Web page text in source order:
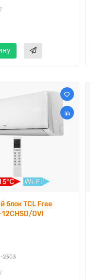
блок TCL Free
DVI
2303